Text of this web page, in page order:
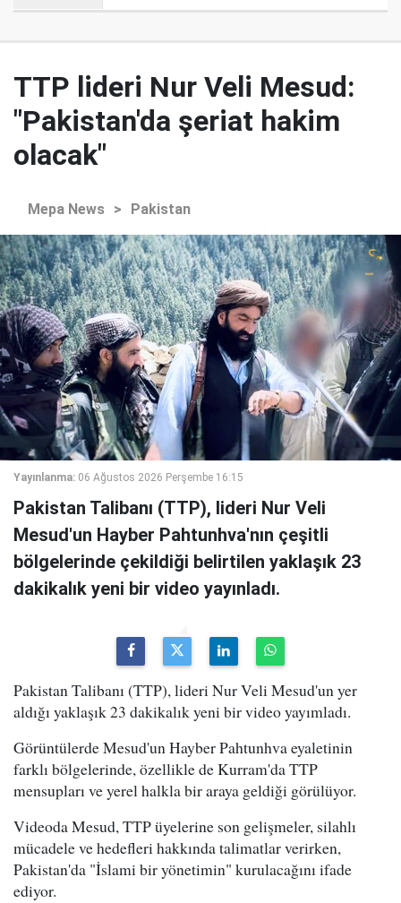
TTP lideri Nur Veli Mesud:
"Pakistan'da şeriat hakim
olacak"
Mepa News > Pakistan
Yayınlanma: 06 Ağustos 2026 Perşembe 16:15
Pakistan Talibanı (TTP), lideri Nur Veli
Mesud'un Hayber Pahtunhva'nın çeşitli
bölgelerinde çekildiği belirtilen yaklaşık 23
dakikalık yeni bir video yayınladı.
Pakistan Talibanı (TTP), lideri Nur Veli Mesud'un yer
aldığı yaklaşık 23 dakikalık yeni bir video yayımladı.
Görüntülerde Mesud'un Hayber Pahtunhva eyaletinin
farklı bölgelerinde, özellikle de Kurram'da TTP
mensupları ve yerel halkla bir araya geldiği görülüyor.
Videoda Mesud, TTP üyelerine son gelişmeler, silahlı
mücadele ve hedefleri hakkında talimatlar verirken,
Pakistan'da "İslami bir yönetimin" kurulacağını ifade
ediyor.